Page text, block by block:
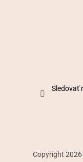
Sledovať
Copyright 2026